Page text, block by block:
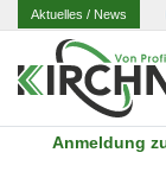
Aktuelles/ News
Anmeldung